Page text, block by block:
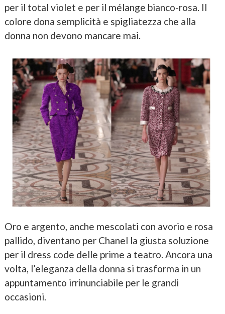
per il total violet e per il mélange bianco-rosa. Il
colore dona semplicità e spigliatezza che alla
donna non devono mancare mai.
Oro e argento, anche mescolati con avorio e rosa
pallido, diventano per Chanel la giusta soluzione
per il dress code delle prime a teatro. Ancora una
volta, l’eleganza della donna si trasforma in un
appuntamento irrinunciabile per le grandi
occasioni.